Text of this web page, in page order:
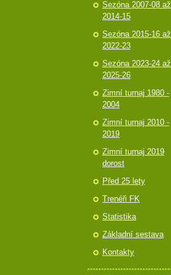
Sezóna 2007-08 až
2014-15
Sezóna 2015-16 až
2022-23
Sezóna 2023-24 až
2025-26
Zimní turnaj 1980 -
2004
Zimní turnaj 2010 -
2019
Zimní turnaj 2019
dorost
Před 25 lety
Trenéři FK
Statistika
Základní sestava
Kontakty